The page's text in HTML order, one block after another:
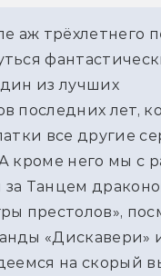
аж трёхлетнего
из лучших
последних лет,
все другие
кроме него мы с
Танцем
престолов»,
«Дискавери»
на скорый